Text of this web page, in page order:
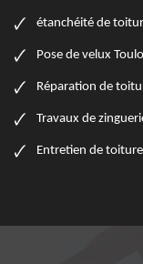
étanchéité de
Pose de velux
Réparation de
Travaux de
Entretien de